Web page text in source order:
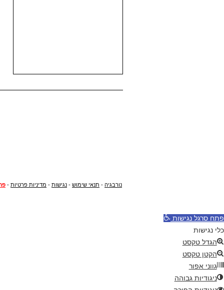
נורבגיה - תנאי שימוש - נגישות - מדיניות פרטיות -
פתח סרגל נגישות
כלי נגישות
הגדל טקסט
הקטן טקסט
גווני אפור
ניגודיות גבוהה